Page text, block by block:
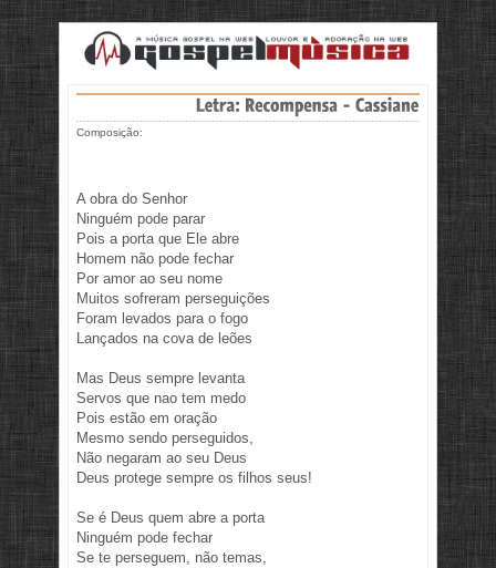
Composição:
A obra do Senhor
Ninguém pode parar
Pois a porta que Ele abre
Homem não pode fechar
Por amor ao seu nome
Muitos sofreram perseguições
Foram levados para o fogo
Lançados na cova de leões
Mas Deus sempre levanta
Servos que nao tem medo
Pois estão em oração
Mesmo sendo perseguidos,
Não negaram ao seu Deus
Deus protege sempre os filhos seus!
Se é Deus quem abre a porta
Ninguém pode fechar
Se te perseguem, não temas,